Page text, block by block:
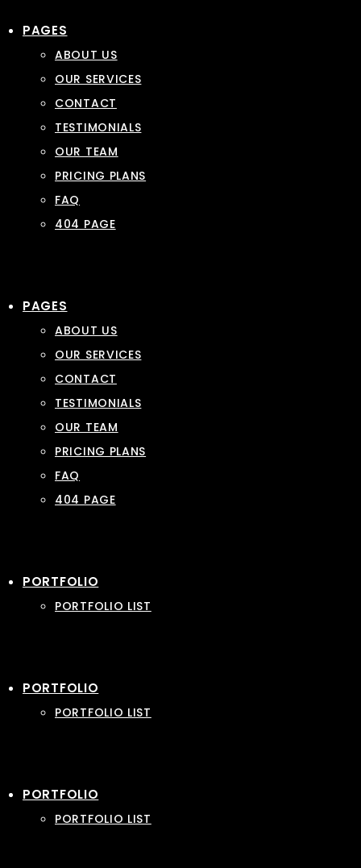
PAGES
ABOUT US
OUR SERVICES
CONTACT
TESTIMONIALS
OUR TEAM
PRICING PLANS
FAQ
404 PAGE
PAGES
ABOUT US
OUR SERVICES
CONTACT
TESTIMONIALS
OUR TEAM
PRICING PLANS
FAQ
404 PAGE
PORTFOLIO
PORTFOLIO LIST
PORTFOLIO
PORTFOLIO LIST
PORTFOLIO
PORTFOLIO LIST